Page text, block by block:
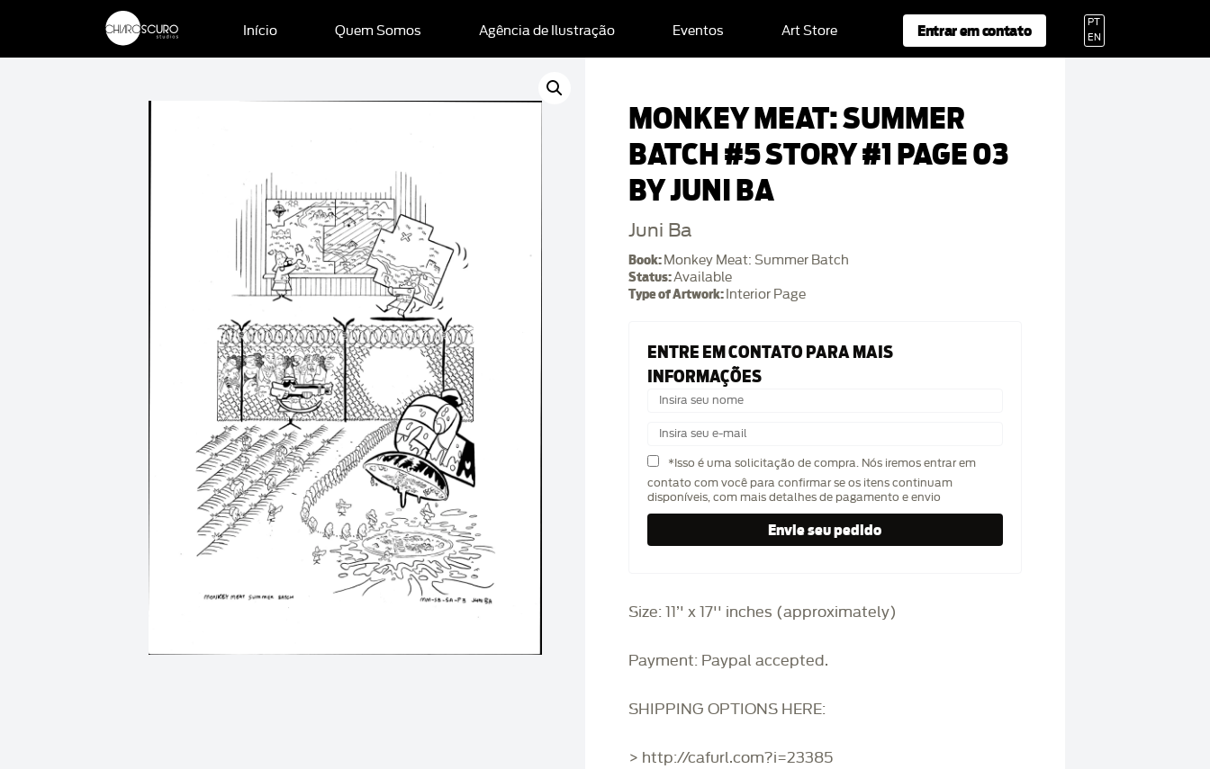
Início Quem Somos Agência de Ilustração Eventos Art Store Entrar em contato
PT
EN
MONKEY MEAT: SUMMER
BATCH #5 STORY #1 PAGE 03
BY JUNI BA
Juni Ba
Book: Monkey Meat: Summer Batch
Status:Available
Type of Artwork: Interior Page
ENTRE EM CONTATO PARA MAIS
INFORMAÇÕES
*Isso é uma solicitação de compra. Nós iremos entrar em
contato com você para confirmar se os itens continuam
disponíveis, com mais detalhes de pagamento e envio
Size: 11’' x 17'' inches (approximately)
Payment: Paypal accepted.
SHIPPING OPTIONS HERE:
> http://cafurl.com?i=23385